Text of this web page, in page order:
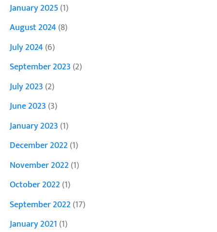
January 2025(1)
August 2024(8)
July 2024(6)
September 2023 (2)
July 2023 (2)
June 2023 (3)
January 2023 (1)
December 2022 (1)
November 2022 (1)
October 2022 (1)
September 2022 (17)
January 2021 (1)